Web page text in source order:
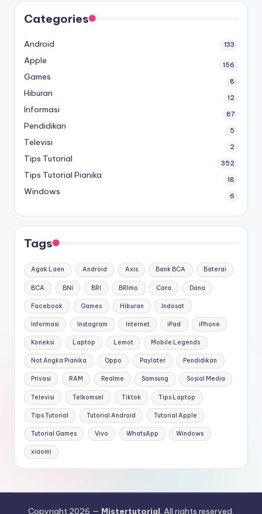
Categories
Android 133
Apple 156
Games 8
Hiburan 12
Informasi 87
Pendidikan 5
Televisi 2
Tips Tutorial 352
Tips Tutorial Pianika 18
Windows 6
Tags
Agak Laen Android Axis Bank BCA Baterai
BCA BNI BRI BRImo Cara Dana
Facebook Games Hiburan Indosat
Informasi Instagram Internet iPad iPhone
Koneksi Laptop Lemot Mobile Legends
Not Angka Pianika Oppo Paylater Pendidikan
Privasi RAM Realme Samsung Sosial Media
Televisi Telkomsel Tiktok Tips Laptop
Tips Tutorial Tutorial Android Tutorial Apple
Tutorial Games Vivo WhatsApp Windows
xiaomi
Copyright 2026 — Mistertutorial. All rights reserved.